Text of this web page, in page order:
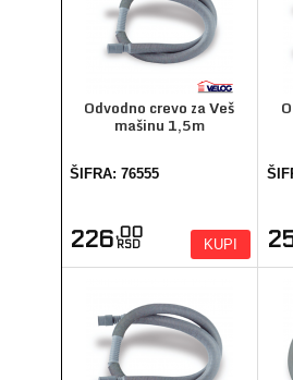
Odvodno crevo za Veš
mašinu 1,5m
ŠIFRA: 76555
226,00
RSD KUPI